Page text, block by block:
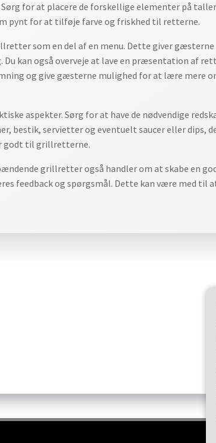
for at placere de forskellige elementer på
pynt for at tilføje farve og friskhed til retterne.
som en del af en menu. Dette giver
kan også overveje at lave en præsentation af
og give gæsterne mulighed for at lære mere
aspekter. Sørg for at have de nødvendige
bestik, servietter og eventuelt saucer eller dips,
godt til grillretterne.
grillretter også handler om at skabe en
feedback og spørgsmål. Dette kan være med til